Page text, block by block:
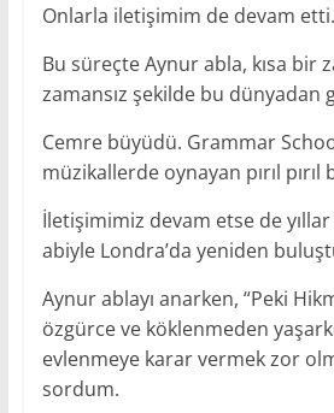
Onlarla iletişimim de devam etti.
Bu süreçte Aynur abla, kısa bir
zamansız şekilde bu dünyadan
Cemre büyüdü. Grammar
müzikallerde oynayan pırıl
İletişimimiz devam etse de
abiyle Londra’da yeniden
Aynur ablayı anarken, “Peki
özgürce ve köklenmeden
evlenmeye karar vermek zor
sordum.